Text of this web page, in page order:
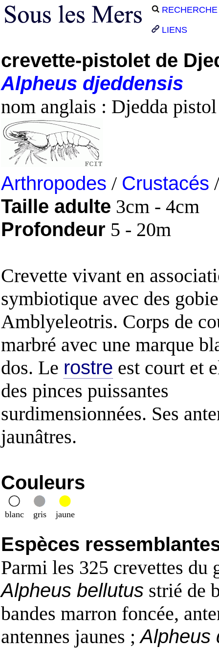
RECHERCHE
LIENS
crevette-pistolet de
Alpheus djeddensis
nom anglais : Djedda
Arthropodes / Crustacés
Taille adulte 3cm - 4cm
Profondeur 5 - 20m
Crevette vivant en
symbiotique avec des
Amblyeleotris. Corps de
marbré avec une marque
dos. Le rostre est court et
des pinces puissantes
surdimensionnées. Ses
jaunâtres.
Couleurs
blanc gris jaune
Espèces
Parmi les 325 crevettes du
Alpheus bellutus strié de
bandes marron foncée,
antennes jaunes ;Alpheus